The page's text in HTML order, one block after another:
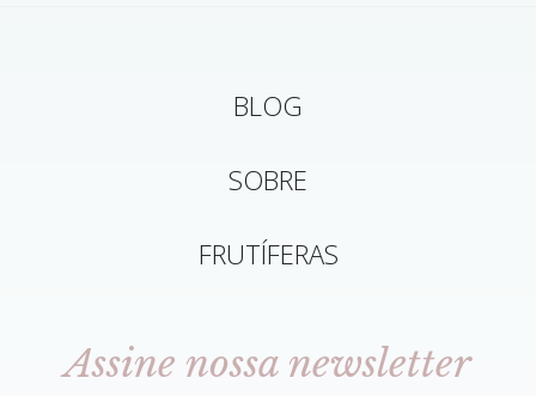
BLOG
SOBRE
FRUTÍFERAS
Assine nossa newsletter